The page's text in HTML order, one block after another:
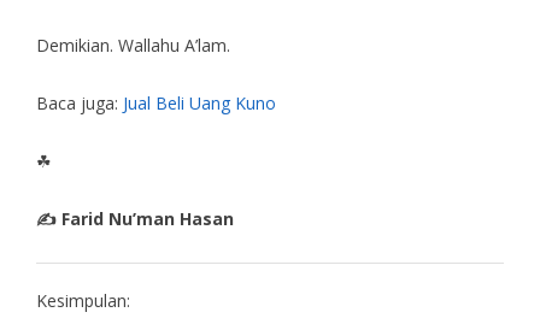
Demikian. Wallahu A’lam.
Baca juga: Jual Beli Uang Kuno
☘
✍ Farid Nu’man Hasan
Kesimpulan: